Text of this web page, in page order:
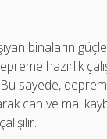
binaların
hazırlık
Bu sayede,
can ve mal